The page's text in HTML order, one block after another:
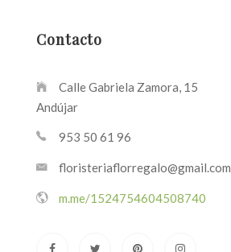
Contacto
Calle Gabriela Zamora, 15
Andújar
953 50 61 96
floristeriaflorregalo@gmail.com
m.me/1524754604508740